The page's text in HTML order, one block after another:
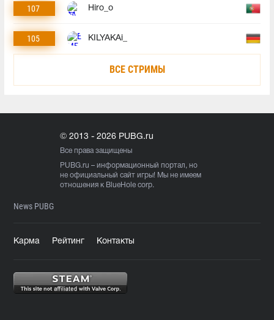
107 Hiro_o
105 KILYAKAi_
ВСЕ СТРИМЫ
© 2013 - 2026 PUBG.ru
Все права защищены
PUBG.ru – информационный портал, но
не официальный сайт игры! Мы не имеем
отношения к BlueHole corp.
News PUBG
Карма Рейтинг Контакты